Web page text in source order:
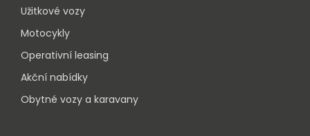
Užitkové vozy
Motocykly
Operativní leasing
Akční nabídky
Obytné vozy a karavany